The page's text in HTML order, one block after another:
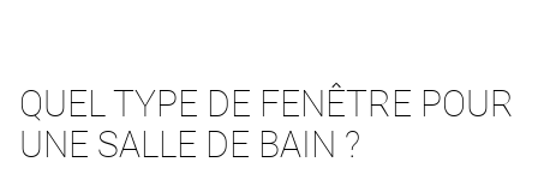
QUEL TYPE DE FENÊTRE POUR
UNE SALLE DE BAIN ?